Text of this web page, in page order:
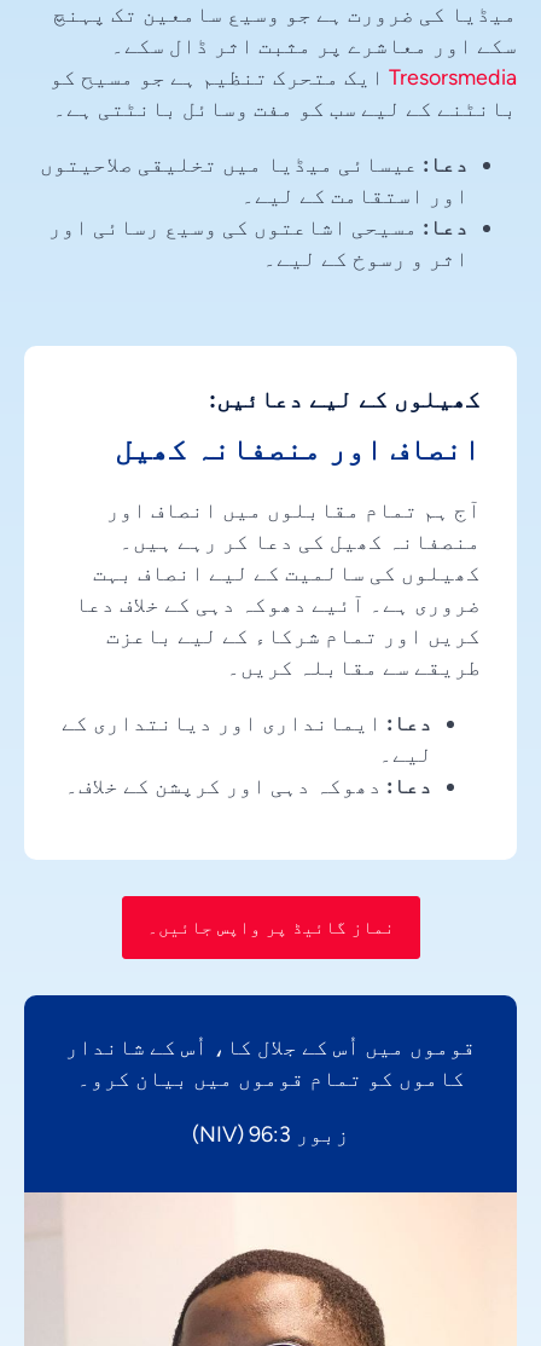
میڈیا کی ضرورت ہے جو وسیع سامعین تک پہنچ
سکے اور معاشرے پر مثبت اثر ڈال سکے۔
Tresorsmedia ایک متحرک تنظیم ہے جو مسیح کو
بانٹنے کے لیے سب کو مفت وسائل بانٹتی ہے۔
دعا: عیسائی میڈیا میں تخلیقی صلاحیتوں
اور استقامت کے لیے۔
دعا: مسیحی اشاعتوں کی وسیع رسائی اور
اثر و رسوخ کے لیے۔
کھیلوں کے لیے دعائیں:
انصاف اور منصفانہ کھیل
آج ہم تمام مقابلوں میں انصاف اور
منصفانہ کھیل کی دعا کر رہے ہیں۔
کھیلوں کی سالمیت کے لیے انصاف بہت
ضروری ہے۔ آئیے دھوکہ دہی کے خلاف دعا
کریں اور تمام شرکاء کے لیے باعزت
طریقے سے مقابلہ کریں۔
دعا: ایمانداری اور دیانتداری کے
لیے۔
دعا: دھوکہ دہی اور کرپشن کے خلاف۔
نماز گائیڈ پر واپس جائیں۔
قوموں میں اُس کے جلال کا، اُس کے شاندار
کاموں کو تمام قوموں میں بیان کرو۔
زبور 96:3 (NIV)